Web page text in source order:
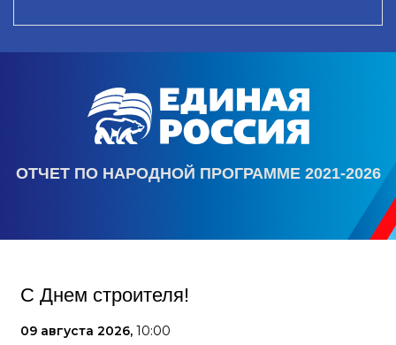
ОТЧЕТ ПО НАРОДНОЙ ПРОГРАММЕ 2021-2026
С Днем строителя!
09 августа 2026, 10:00